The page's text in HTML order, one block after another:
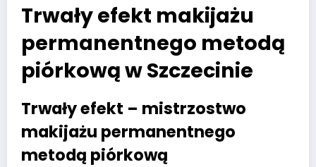
Trwały efekt makijażu
permanentnego metodą
piórkową w Szczecinie
Trwały efekt – mistrzostwo
makijażu permanentnego
metodą piórkową